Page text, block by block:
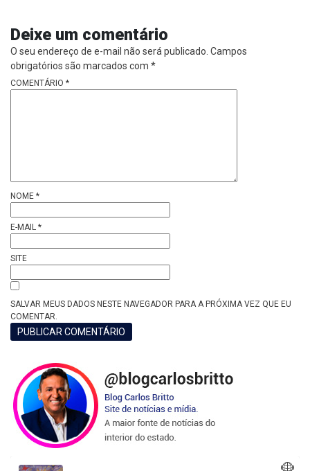
Deixe um comentário
O seu endereço de e-mail não será publicado. Campos
obrigatórios são marcados com *
COMENTÁRIO *
NOME *
E-MAIL *
SITE
SALVAR MEUS DADOS NESTE NAVEGADOR PARA A PRÓXIMA VEZ QUE EU
COMENTAR.